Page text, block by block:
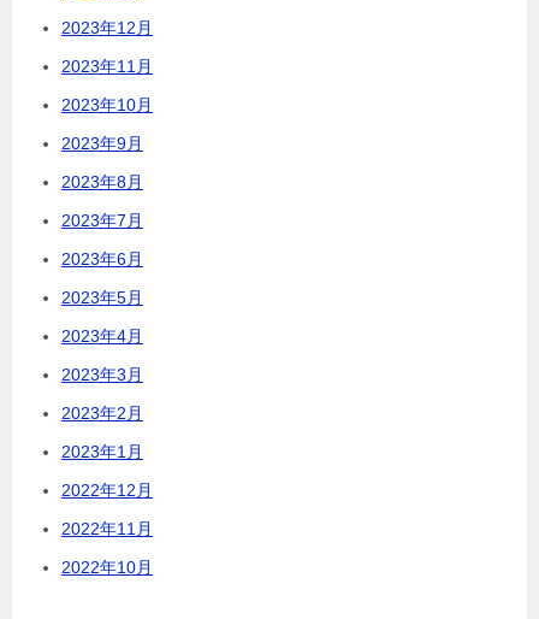
2023年12月
2023年11月
2023年10月
2023年9月
2023年8月
2023年7月
2023年6月
2023年5月
2023年4月
2023年3月
2023年2月
2023年1月
2022年12月
2022年11月
2022年10月